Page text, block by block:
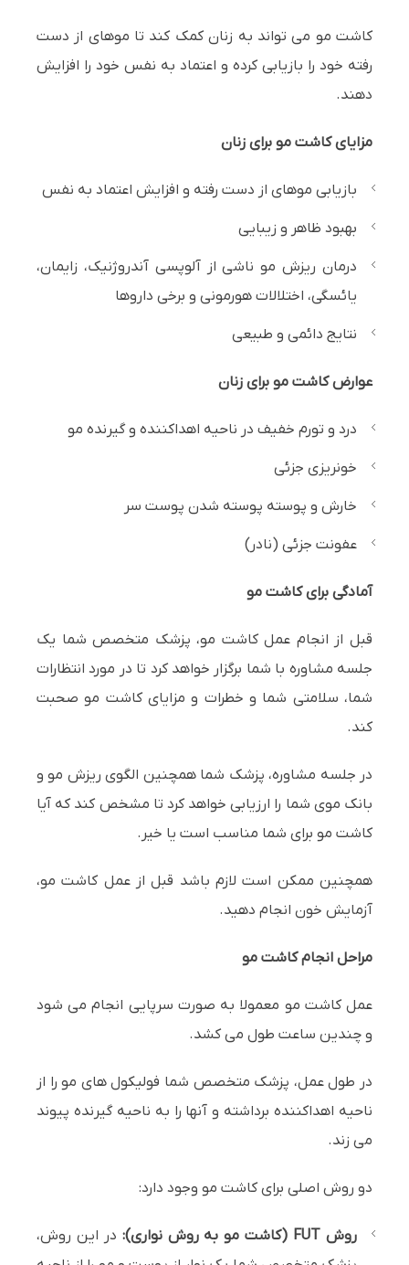
کاشت مو می تواند به زنان کمک کند تا موهای از دست
رفته خود را بازیابی کرده و اعتماد به نفس خود را افزایش
دهند.
مزایای کاشت مو برای زنان
بازیابی موهای از دست رفته و افزایش اعتماد به نفس
بهبود ظاهر و زیبایی
درمان ریزش مو ناشی از آلوپسی آندروژنیک، زایمان،
یائسگی، اختلالات هورمونی و برخی داروها
نتایج دائمی و طبیعی
عوارض کاشت مو برای زنان
درد و تورم خفیف در ناحیه اهداکننده و گیرنده مو
خونریزی جزئی
خارش و پوسته پوسته شدن پوست سر
عفونت جزئی (نادر)
آمادگی برای کاشت مو
قبل از انجام عمل کاشت مو، پزشک متخصص شما یک
جلسه مشاوره با شما برگزار خواهد کرد تا در مورد انتظارات
شما، سلامتی شما و خطرات و مزایای کاشت مو صحبت
کند.
در جلسه مشاوره، پزشک شما همچنین الگوی ریزش مو و
بانک موی شما را ارزیابی خواهد کرد تا مشخص کند که آیا
کاشت مو برای شما مناسب است یا خیر.
همچنین ممکن است لازم باشد قبل از عمل کاشت مو،
آزمایش خون انجام دهید.
مراحل انجام کاشت مو
عمل کاشت مو معمولا به صورت سرپایی انجام می شود
و چندین ساعت طول می کشد.
در طول عمل، پزشک متخصص شما فولیکول های مو را از
ناحیه اهداکننده برداشته و آنها را به ناحیه گیرنده پیوند
می زند.
دو روش اصلی برای کاشت مو وجود دارد:
روش FUT (کاشت مو به روش نواری):
در این روش،